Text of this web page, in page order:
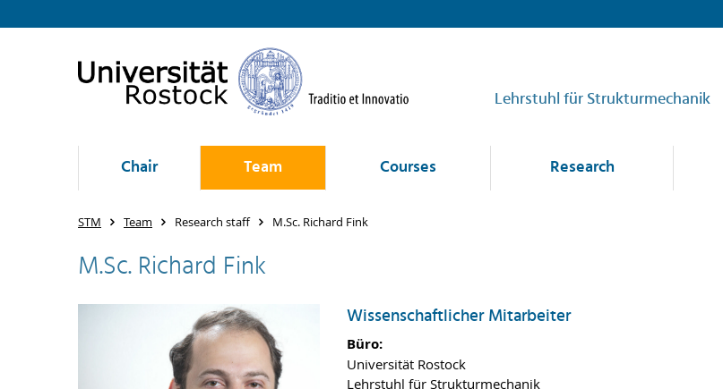
Lehrstuhl für Strukturmechanik
Chair Team Courses Research
STM Team Research staff M.Sc. Richard Fink
M.Sc. Richard Fink
Wissenschaftlicher Mitarbeiter
Büro:
Universität Rostock
Lehrstuhl für Strukturmechanik